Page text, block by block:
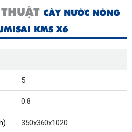
CÂY NƯỚC NÓNG
KMS X6
5
0.8
350x360x1020